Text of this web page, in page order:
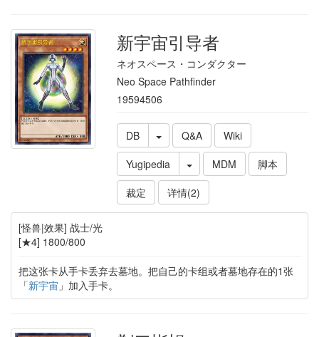
新宇宙引导者
ネオスペース・コンダクター
Neo Space Pathfinder
19594506
DB Q&A
Wiki
Yugipedia
MDM
脚本
裁定
详情(2)
[怪兽|效果] 战士/光
[★4] 1800/800
把这张卡从手卡丢弃去墓地。把自己的卡组或者墓地存在的1张
「新宇宙」加入手卡。